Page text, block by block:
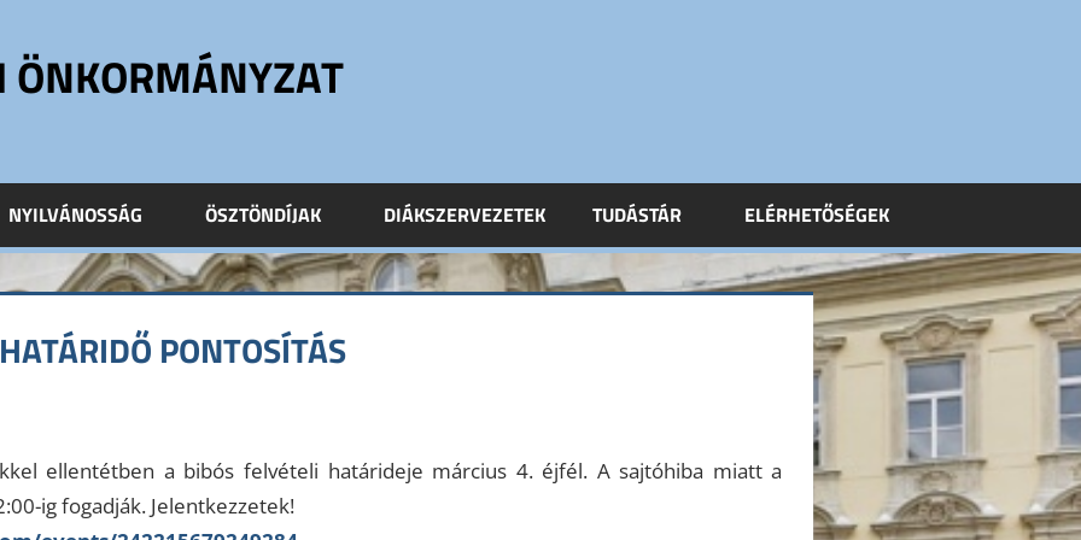
ÖNKORMÁNYZAT
NYILVÁNOSSÁG ÖSZTÖNDÍJAK DIÁKSZERVEZETEK TUDÁSTÁR ELÉRHETŐSÉGEK
PONTOSÍTÁS
ellentétben a bibós felvételi határideje március 4. éjfél. A sajtóhiba miatt a
ig fogadják. Jelentkezzetek!